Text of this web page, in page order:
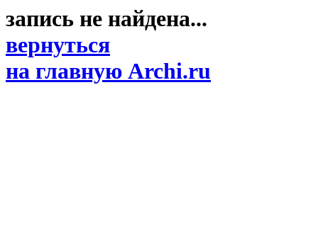
запись не найдена...
вернуться
на главную Archi.ru